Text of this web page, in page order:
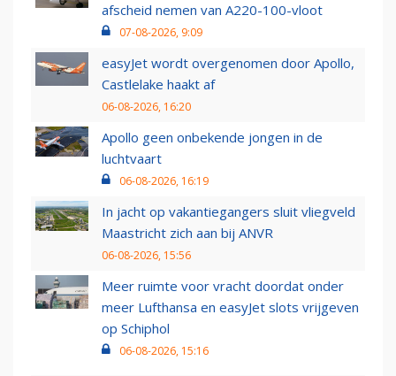
afscheid nemen van A220-100-vloot
07-08-2026, 9:09
easyJet wordt overgenomen door Apollo,
Castlelake haakt af
06-08-2026, 16:20
Apollo geen onbekende jongen in de
luchtvaart
06-08-2026, 16:19
In jacht op vakantiegangers sluit vliegveld
Maastricht zich aan bij ANVR
06-08-2026, 15:56
Meer ruimte voor vracht doordat onder
meer Lufthansa en easyJet slots vrijgeven
op Schiphol
06-08-2026, 15:16